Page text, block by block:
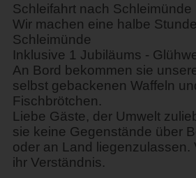
Schleifahrt nach Schleimünde
Wir machen eine halbe
Schleimünde
Inklusive 1 Jubiläums -
An Bord bekommen sie
selbst gebackenen Waffeln
Fischbrötchen.
Liebe Gäste, der Umwelt
sie keine Gegenstände über
oder an Land liegenzulassen.
ihr Verständnis.